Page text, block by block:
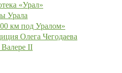
«Урал»
Урала
км под Уралом»
Олега Чегодаева
II